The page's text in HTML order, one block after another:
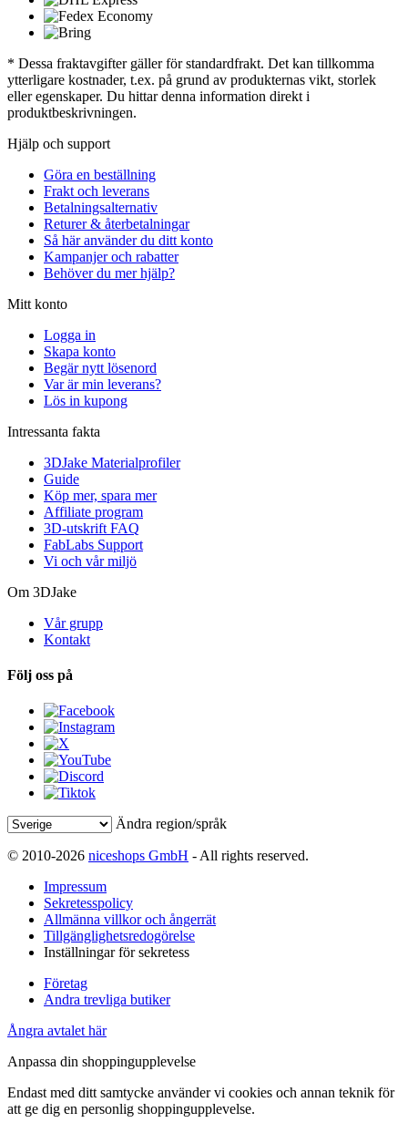
* Dessa fraktavgifter gäller för standardfrakt. Det kan tillkomma
ytterligare kostnader, t.ex. på grund av produkternas vikt, storlek
eller egenskaper. Du hittar denna information direkt i
produktbeskrivningen.
Hjälp och support
Göra en beställning
Frakt och leverans
Betalningsalternativ
Returer & återbetalningar
Så här använder du ditt konto
Kampanjer och rabatter
Behöver du mer hjälp?
Mitt konto
Logga in
Skapa konto
Begär nytt lösenord
Var är min leverans?
Lös in kupong
Intressanta fakta
3DJake Materialprofiler
Guide
Köp mer, spara mer
Affiliate program
3D-utskrift FAQ
FabLabs Support
Vi och vår miljö
Om 3DJake
Vår grupp
Kontakt
Följ oss på
Ändra region/språk
© 2010-2026 niceshops GmbH - All rights reserved.
Impressum
Sekretesspolicy
Allmänna villkor och ångerrät
Tillgänglighetsredogörelse
Inställningar för sekretess
Företag
Andra trevliga butiker
Ångra avtalet här
Anpassa din shoppingupplevelse
Endast med ditt samtycke använder vi cookies och annan teknik för
att ge dig en personlig shoppingupplevelse.